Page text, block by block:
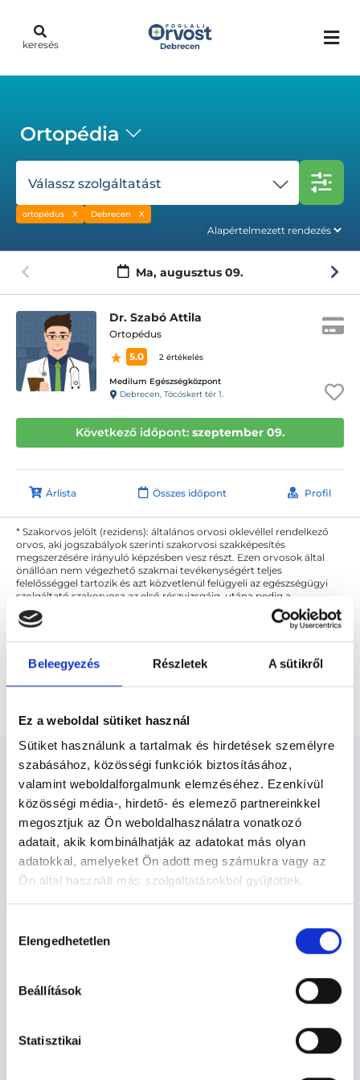
Beleegyezés Részletek A sütikről
Ez a weboldal sütiket használ
Sütiket használunk a tartalmak és hirdetések személyre
szabásához, közösségi funkciók biztosításához,
valamint weboldalforgalmunk elemzéséhez. Ezenkívül
közösségi média-, hirdető- és elemező partnereinkkel
megosztjuk az Ön weboldalhasználatra vonatkozó
adatait, akik kombinálhatják az adatokat más olyan
adatokkal, amelyeket Ön adott meg számukra vagy az
Ön által használt más szolgáltatásokból gyűjtöttek.
szabályzat:https://foglaljorvost.hu/info/foglaljorvost-
kiválasztása
Elengedhetetlen
Beállítások
Statisztikai
keresés Debrecen
Ortopédia
Válassz szolgáltatást
ortopédus Debrecen
Ma, augusztus 09.
Dr. Szabó Attila
Ortopédus
5.0
2 értékelés
Medilum Egészségközpont
Debrecen, Tócóskert tér 1.
Következő időpont: szeptember 09.
Árlista Összes időpont Profil
* Szakorvos jelölt (rezidens): általános orvosi oklevéllel rendelkező
orvos, aki jogszabályok szerinti szakorvosi szakképesítés
megszerzésére irányuló képzésben vesz részt. Ezen orvosok által
önállóan nem végezhető szakmai tevékenységért teljes
felelősséggel tartozik és azt közvetlenül felügyeli az egészségügyi
szolgáltató szakorvosa az első részvizsgáig, utána pedig a
szakorvosjelölt önállóan láthat el feladatokat. A foglaljorvost.hu
felelősségét kizárja esetleges névazonosságért bármely szakorvos
Főoldal Ortopédus Debrecen
Ortopédus Debrecen -
Ortopédia
SZAKTERÜLETEK